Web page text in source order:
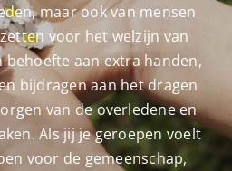
maar ook van mensen
voor het welzijn van
behoefte aan extra handen,
bijdragen aan het dragen
van de overledene en
Als jij je geroepen voelt
voor de gemeenschap,